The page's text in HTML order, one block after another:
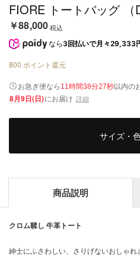
FIORE トートバッグ （
￥88,000税込
なら 3回払いで月々29,333
800 ポイント還元
お急ぎ便なら 11時間38分26秒以内の
8月9日(日)にお届け 詳細
サイズ・
商品説明
クロム鞣し 牛革トート
紳士にふさわしい、さりげないおしゃ